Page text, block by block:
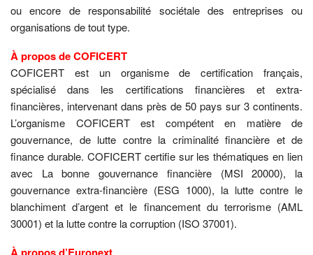
ou encore de responsabilité sociétale des entreprises ou
organisations de tout type.
À propos de COFICERT
COFICERT est un organisme de certification français,
spécialisé dans les certifications financières et extra-
financières, intervenant dans près de 50 pays sur 3 continents.
L’organisme COFICERT est compétent en matière de
gouvernance, de lutte contre la criminalité financière et de
finance durable. COFICERT certifie sur les thématiques en lien
avec La bonne gouvernance financière (MSI 20000), la
gouvernance extra-financière (ESG 1000), la lutte contre le
blanchiment d’argent et le financement du terrorisme (AML
30001) et la lutte contre la corruption (ISO 37001).